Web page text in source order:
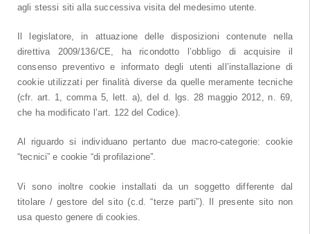
agli stessi siti alla successiva visita del medesimo utente.
Il legislatore, in attuazione delle disposizioni contenute nella
direttiva 2009/136/CE, ha ricondotto l’obbligo di acquisire il
consenso preventivo e informato degli utenti all’installazione di
cookie utilizzati per finalità diverse da quelle meramente tecniche
(cfr. art. 1, comma 5, lett. a), del d. lgs. 28 maggio 2012, n. 69,
che ha modificato l’art. 122 del Codice).
Al riguardo si individuano pertanto due macro-categorie: cookie
“tecnici” e cookie “di profilazione”.
Vi sono inoltre cookie installati da un soggetto differente dal
titolare / gestore del sito (c.d. “terze parti”). Il presente sito non
usa questo genere di cookies.